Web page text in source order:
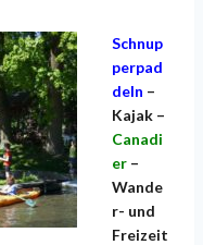
Schnup
perpad
deln –
Kajak –
Canadi
er –
Wande
r- und
Freizeit